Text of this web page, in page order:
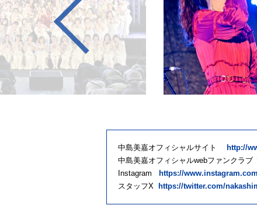
中島美嘉オフィシャルサイト
http://
中島美嘉オフィシャルwebファンクラ
Instagram
https://
スタッフX
https://twitter.com/